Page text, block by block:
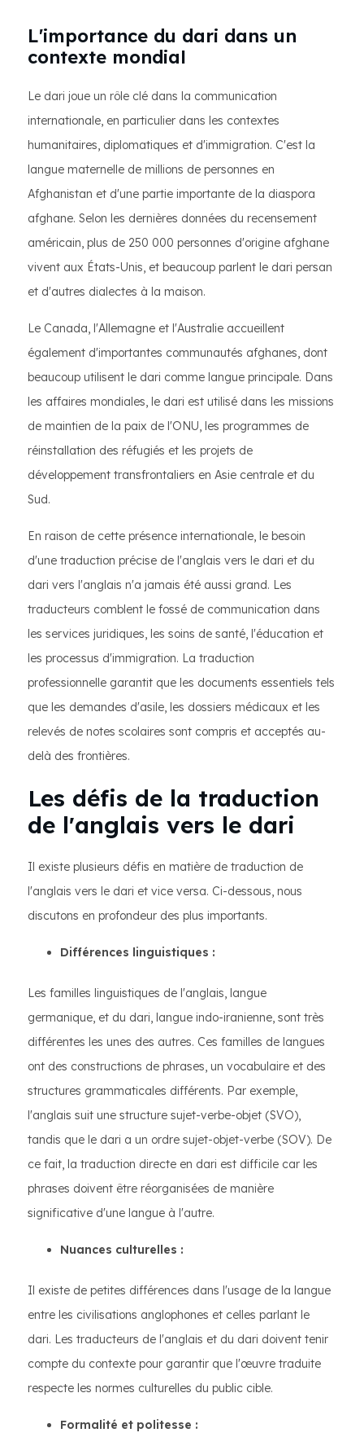
L'importance du dari dans un
contexte mondial
Le dari joue un rôle clé dans la communication
internationale, en particulier dans les contextes
humanitaires, diplomatiques et d'immigration. C'est la
langue maternelle de millions de personnes en
Afghanistan et d'une partie importante de la diaspora
afghane. Selon les dernières données du recensement
américain, plus de 250 000 personnes d'origine afghane
vivent aux États-Unis, et beaucoup parlent le dari persan
et d'autres dialectes à la maison.
Le Canada, l'Allemagne et l'Australie accueillent
également d'importantes communautés afghanes, dont
beaucoup utilisent le dari comme langue principale. Dans
les affaires mondiales, le dari est utilisé dans les missions
de maintien de la paix de l'ONU, les programmes de
réinstallation des réfugiés et les projets de
développement transfrontaliers en Asie centrale et du
Sud.
En raison de cette présence internationale, le besoin
d'une traduction précise de l'anglais vers le dari et du
dari vers l'anglais n'a jamais été aussi grand. Les
traducteurs comblent le fossé de communication dans
les services juridiques, les soins de santé, l'éducation et
les processus d'immigration. La traduction
professionnelle garantit que les documents essentiels tels
que les demandes d'asile, les dossiers médicaux et les
relevés de notes scolaires sont compris et acceptés au-
delà des frontières.
Les défis de la traduction
de l'anglais vers le dari
Il existe plusieurs défis en matière de traduction de
l'anglais vers le dari et vice versa. Ci-dessous, nous
discutons en profondeur des plus importants.
Différences linguistiques :
Les familles linguistiques de l'anglais, langue
germanique, et du dari, langue indo-iranienne, sont très
différentes les unes des autres. Ces familles de langues
ont des constructions de phrases, un vocabulaire et des
structures grammaticales différents. Par exemple,
l'anglais suit une structure sujet-verbe-objet (SVO),
tandis que le dari a un ordre sujet-objet-verbe (SOV). De
ce fait, la traduction directe en dari est difficile car les
phrases doivent être réorganisées de manière
significative d'une langue à l'autre.
Nuances culturelles :
Il existe de petites différences dans l'usage de la langue
entre les civilisations anglophones et celles parlant le
dari. Les traducteurs de l'anglais et du dari doivent tenir
compte du contexte pour garantir que l'œuvre traduite
respecte les normes culturelles du public cible.
Formalité et politesse :